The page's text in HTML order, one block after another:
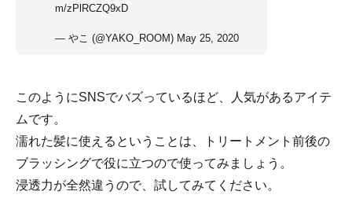
m/zPlRCZQ9xD
— やこ (@YAKO_ROOM) May 25, 2020
このようにSNSでバズっているほど、人気があるアイテ
ムです。
濡れた髪に使えるということは、トリートメント前後の
ブラッシングで役に立つので使ってみましょう。
浸透力が全然違うので、試してみてください。